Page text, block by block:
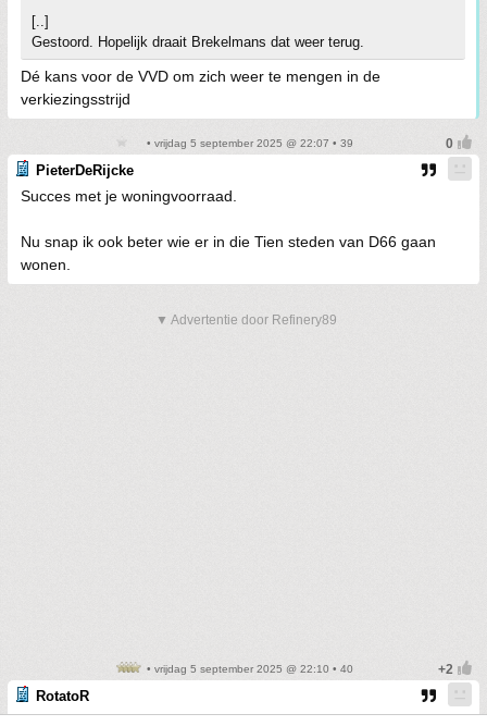
[..]
Gestoord. Hopelijk draait Brekelmans dat weer terug.
Dé kans voor de VVD om zich weer te mengen in de
verkiezingsstrijd
• vrijdag 5 september 2025 @ 22:07 • 39
PieterDeRijcke
Succes met je woningvoorraad.
Nu snap ik ook beter wie er in die Tien steden van D66 gaan
wonen.
▼ Advertentie door Refinery89
• vrijdag 5 september 2025 @ 22:10 • 40
RotatoR